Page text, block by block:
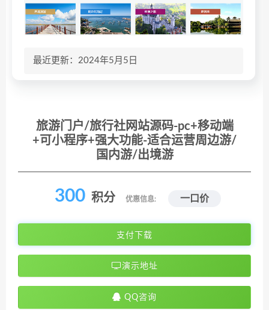
最近更新：2024年5月5日
旅游门户/旅行社网站源码-pc+移动端
+可小程序+强大功能-适合运营周边游/
国内游/出境游
300 积分 优惠信息: 一口价
支付下载
演示地址
QQ咨询